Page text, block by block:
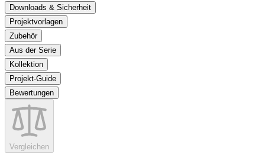
Downloads & Sicherheit
Projektvorlagen
Zubehör
Aus der Serie
Kollektion
Projekt-Guide
Bewertungen
Vergleichen